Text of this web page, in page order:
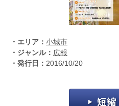
・エリア： 小城市
・ジャンル： 広報
・発行日： 2016/10/20
↓↓ ebooks専用本棚 ↓↓